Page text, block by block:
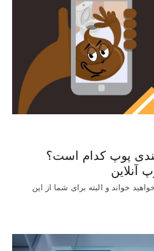
پوپ کدام است؟
آنلاین
خواند و البته برای شما از این